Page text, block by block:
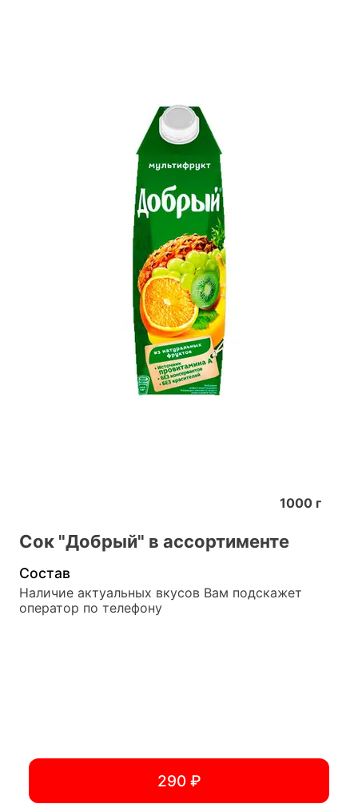
1000 г
Сок "Добрый" в ассортименте
Состав
Наличие актуальных вкусов Вам подскажет
оператор по телефону
290 ₽